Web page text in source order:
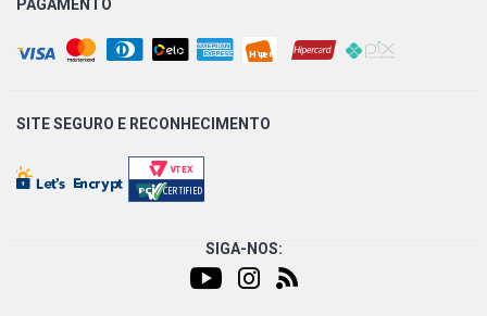
PAGAMENTO
SITE SEGURO E RECONHECIMENTO
SIGA-NOS: